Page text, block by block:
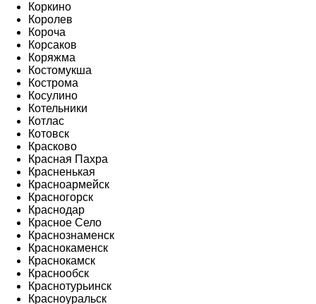
Коркино
Королев
Короча
Корсаков
Коряжма
Костомукша
Кострома
Косулино
Котельники
Котлас
Котовск
Красково
Красная Пахра
Красненькая
Красноармейск
Красногорск
Краснодар
Красное Село
Краснознаменск
Краснокаменск
Краснокамск
Краснообск
Краснотурьинск
Красноуральск